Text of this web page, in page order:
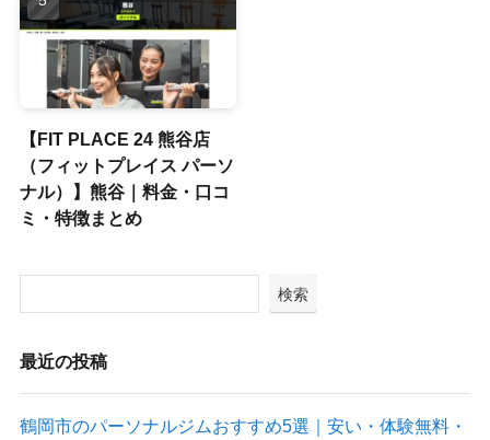
【FIT PLACE 24 熊谷店
（フィットプレイス パーソ
ナル）】熊谷｜料金・口コ
ミ・特徴まとめ
検索
最近の投稿
鶴岡市のパーソナルジムおすすめ5選｜安い・体験無料・